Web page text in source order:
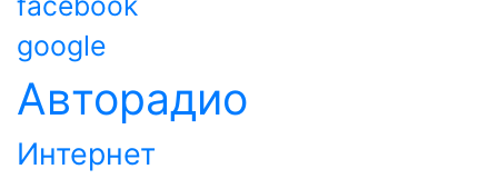
google
Авторадио
Интернет